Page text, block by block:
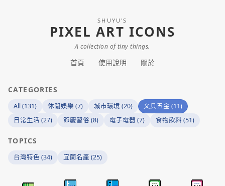
SHUYU'S
PIXEL ART ICONS
A collection of tiny things.
首頁 使用說明 關於
CATEGORIES
All (131) 休閒娛樂 (7) 城市環境 (20)
文具五金 (11)
日常生活 (27)
節慶習俗 (8) 電子電器 (7) 食物飲料 (51)
TOPICS
台灣特色 (34) 宜蘭名產 (25)